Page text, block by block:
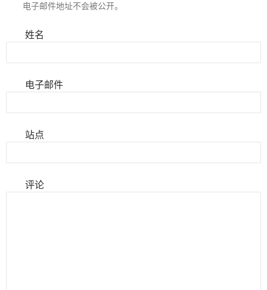
电子邮件地址不会被公开。
姓名
电子邮件
站点
评论